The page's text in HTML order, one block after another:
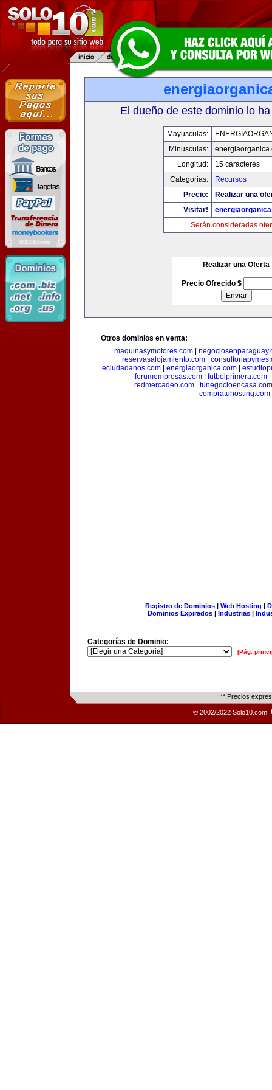
El dueño de este dominio lo
Mayusculas:
Minusculas:
Longitud:
15 caracteres
Categorias:
Recursos
Precio:
Realizar una
Visitar!
Serán consideradas
Realizar una Oferta
Precio Ofrecido $
Otros dominios en venta:
maquinasymotores.com|
reservasalojamiento.com
eciudadanos.com| energiaorganica.com|
forumempresas.com futbolprimera.com
redmercadeo.com| tunegocioencasa.com
compratuhosting.com
Registro de Dominios| Web Hosting |
Dominios Expirados | Industrias |
Categorías de Dominio:
[Pág.
** Precios
© 2002/2022 Solo10.com